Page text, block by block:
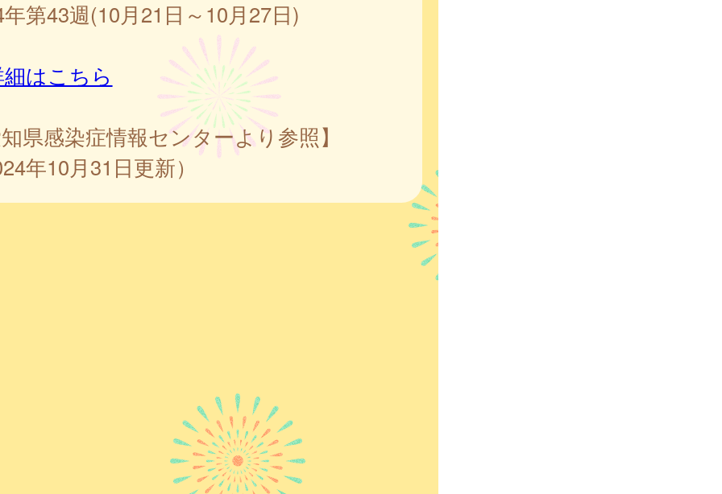
第43週(10月21日～10月27日)
はこちら
県感染症情報センターより参照】
年10月31日更新）